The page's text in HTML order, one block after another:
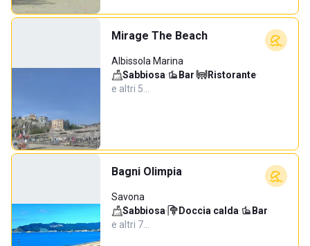
Mirage The Beach
Albissola Marina
Sabbiosa· Bar· Ristorante·
e altri 5…
Bagni Olimpia
Savona
Sabbiosa· Doccia calda· Bar·
e altri 7…